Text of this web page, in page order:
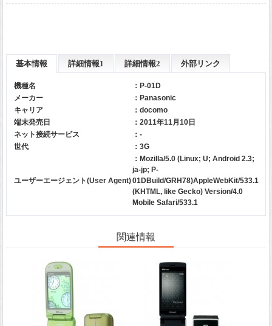
基本情報 詳細情報1 詳細情報2 外部リンク
機種名
：P-01D
メーカー
： Panasonic
キャリア
： docomo
端末発売日
：2011年11月10日
ネット接続サービス
：-
世代
：3G
ユーザーエージェント(User Agent)
：Mozilla/5.0 (Linux; U; Android 2.3;
ja-jp; P-
01DBuild/GRH78)AppleWebKit/533.1
(KHTML, like Gecko) Version/4.0
Mobile Safari/533.1
関連情報